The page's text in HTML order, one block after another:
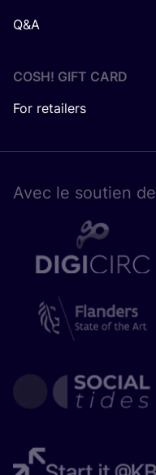
Q&A
COSH! GIFT CARD
For retailers
Avec le sou­tien de